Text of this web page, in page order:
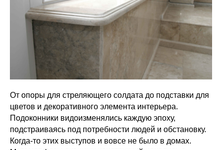
От опоры для стреляющего солдата до подставки для
цветов и декоративного элемента интерьера.
Подоконники видоизменялись каждую эпоху,
подстраиваясь под потребности людей и обстановку.
Когда-то этих выступов и вовсе не было в домах.